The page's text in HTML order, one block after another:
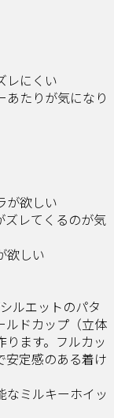
レにくい
あたりが気になり
が欲しい
ズレてくるのが気
欲しい
ルエットのパタ
ルドカップ（立体
ます。フルカッ
安定感のある着け
ミルキーホイッ